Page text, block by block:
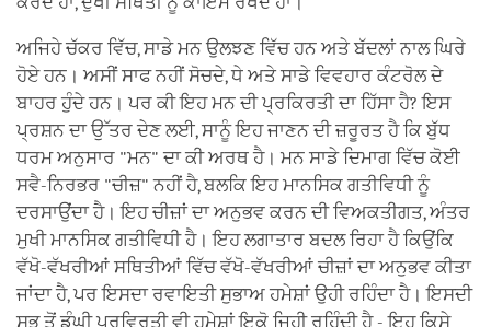
ਅਜਿਹੇ ਚੱਕਰ ਵਿੱਚ, ਸਾਡੇ ਮਨ ਉਲਝਣ ਵਿੱਚ ਹਨ ਅਤੇ ਬੱਦਲਾਂ ਨਾਲ ਘਿਰੇ
ਹੋਏ ਹਨ। ਅਸੀਂ ਸਾਫ ਨਹੀਂ ਸੋਚਦੇ, ਧੇ ਅਤੇ ਸਾਡੇ ਵਿਵਹਾਰ ਕੰਟਰੋਲ ਦੇ
ਬਾਹਰ ਹੁੰਦੇ ਹਨ। ਪਰ ਕੀ ਇਹ ਮਨ ਦੀ ਪ੍ਰਕਿਰਤੀ ਦਾ ਹਿੱਸਾ ਹੈ? ਇਸ
ਪ੍ਰਸ਼ਨ ਦਾ ਉੱਤਰ ਦੇਣ ਲਈ, ਸਾਨੂੰ ਇਹ ਜਾਣਨ ਦੀ ਜ਼ਰੂਰਤ ਹੈ ਕਿ ਬੁੱਧ
ਧਰਮ ਅਨੁਸਾਰ "ਮਨ" ਦਾ ਕੀ ਅਰਥ ਹੈ। ਮਨ ਸਾਡੇ ਦਿਮਾਗ ਵਿੱਚ ਕੋਈ
ਸਵੈ-ਨਿਰਭਰ "ਚੀਜ਼" ਨਹੀਂ ਹੈ, ਬਲਕਿ ਇਹ ਮਾਨਸਿਕ ਗਤੀਵਿਧੀ ਨੂੰ
ਦਰਸਾਉਂਦਾ ਹੈ। ਇਹ ਚੀਜ਼ਾਂ ਦਾ ਅਨੁਭਵ ਕਰਨ ਦੀ ਵਿਅਕਤੀਗਤ, ਅੰਤਰ
ਮੁਖੀ ਮਾਨਸਿਕ ਗਤੀਵਿਧੀ ਹੈ। ਇਹ ਲਗਾਤਾਰ ਬਦਲ ਰਿਹਾ ਹੈ ਕਿਉਂਕਿ
ਵੱਖੋ-ਵੱਖਰੀਆਂ ਸਥਿਤੀਆਂ ਵਿੱਚ ਵੱਖੋ-ਵੱਖਰੀਆਂ ਚੀਜ਼ਾਂ ਦਾ ਅਨੁਭਵ ਕੀਤਾ
ਜਾਂਦਾ ਹੈ, ਪਰ ਇਸਦਾ ਰਵਾਇਤੀ ਸੁਭਾਅ ਹਮੇਸ਼ਾਂ ਉਹੀ ਰਹਿੰਦਾ ਹੈ। ਇਸਦੀ
ਸਭ ਤੋਂ ਡੂੰਘੀ ਪ੍ਰਵਿਰਤੀ ਵੀ ਹਮੇਸ਼ਾਂ ਇਕੋ ਜਿਹੀ ਰਹਿੰਦੀ ਹੈ - ਇਹ ਕਿਸੇ